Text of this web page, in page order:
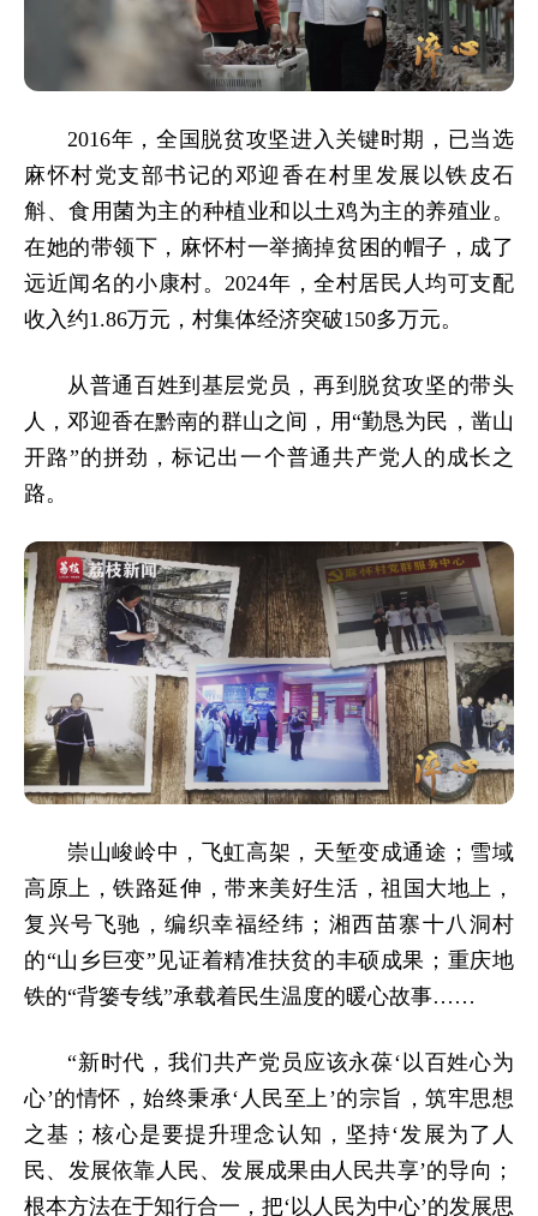
2016年，全国脱贫攻坚进入关键时期，已当选
麻怀村党支部书记的邓迎香在村里发展以铁皮石
斛、食用菌为主的种植业和以土鸡为主的养殖业。
在她的带领下，麻怀村一举摘掉贫困的帽子，成了
远近闻名的小康村。2024年，全村居民人均可支配
收入约1.86万元，村集体经济突破150多万元。
从普通百姓到基层党员，再到脱贫攻坚的带头
人，邓迎香在黔南的群山之间，用“勤恳为民，凿山
开路”的拼劲，标记出一个普通共产党人的成长之
路。
崇山峻岭中，飞虹高架，天堑变成通途；雪域
高原上，铁路延伸，带来美好生活，祖国大地上，
复兴号飞驰，编织幸福经纬；湘西苗寨十八洞村
的“山乡巨变”见证着精准扶贫的丰硕成果；重庆地
铁的“背篓专线”承载着民生温度的暖心故事……
“新时代，我们共产党员应该永葆‘以百姓心为
心’的情怀，始终秉承‘人民至上’的宗旨，筑牢思想
之基；核心是要提升理念认知，坚持‘发展为了人
民、发展依靠人民、发展成果由人民共享’的导向；
根本方法在于知行合一，把‘以人民为中心’的发展思